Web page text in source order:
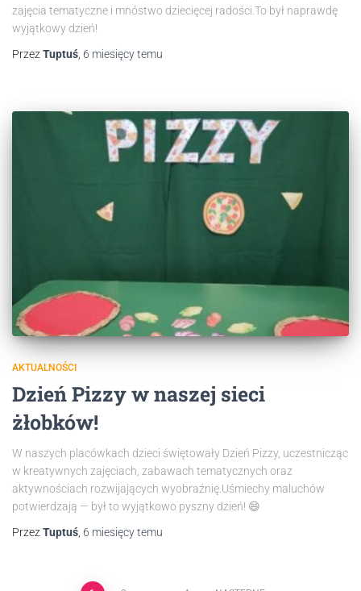
zajęcia tematyczne i mnóstwo dziecięcej radości.To był naprawdę
wyjątkowy dzień!
Przez Tuptuś 6 miesięcytemu
AKTUALNOŚCI
Dzień Pizzy w naszej sieci
żłobków!
W naszych placówkach dzieci świętowały Dzień Pizzy, uczestnicząc
w kreatywnych zajęciach, zabawach tematycznych oraz
aktywnościach rozwijających wyobraźnię.Uśmiechy maluchów
potwierdzają — był to wyjątkowo pyszny dzień! 😄
Przez Tuptuś 6 miesięcytemu